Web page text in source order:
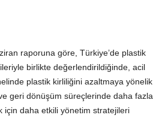
raporuna göre, Türkiye’de plastik
birlikte değerlendirildiğinde, acil
plastik kirliliğini azaltmaya yönelik
geri dönüşüm süreçlerinde daha fazla
için daha etkili yönetim stratejileri